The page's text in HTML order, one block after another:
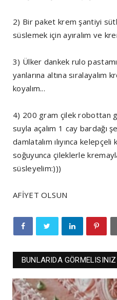
2) Bir paket krem şantiyi
süslemek için ayıralım ve
3) Ülker dankek rulo
yanlarına altına sıralayalım
koyalım...
4) 200 gram çilek robottan
suyla açalım 1 cay bardağı
damlatalım ılıyınca
soğuyunca çileklerle
süsleyelim:)))
AFİYET OLSUN
BUNLARIDA GÖRMELISINIZ